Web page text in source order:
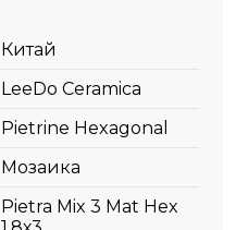
Китай
LeeDo Ceramica
Pietrine Hexagonal
Мозаика
Pietra Mix 3 Mat Hex